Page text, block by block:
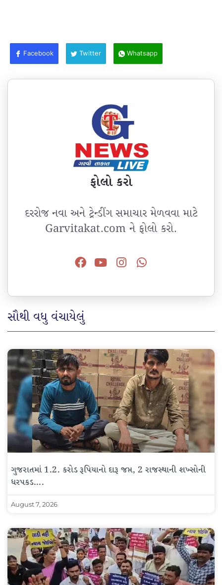
Facebook Twitter Whatsapp
ફોલો કરો
દરરોજ નવા અને ટ્રેન્ડીંગ સમાચાર મેળવવા માટે
Garvitakat.com ને ફોલો કરો.
સૌથી વધુ વંચાયેલું
ગુજરાતમાં 1.2. કરોડ રૂપિયાનો દારૂ જપ્ત, 2 રાજસ્થાની શખ્સોની
ધરપકડ….
August 7, 2026